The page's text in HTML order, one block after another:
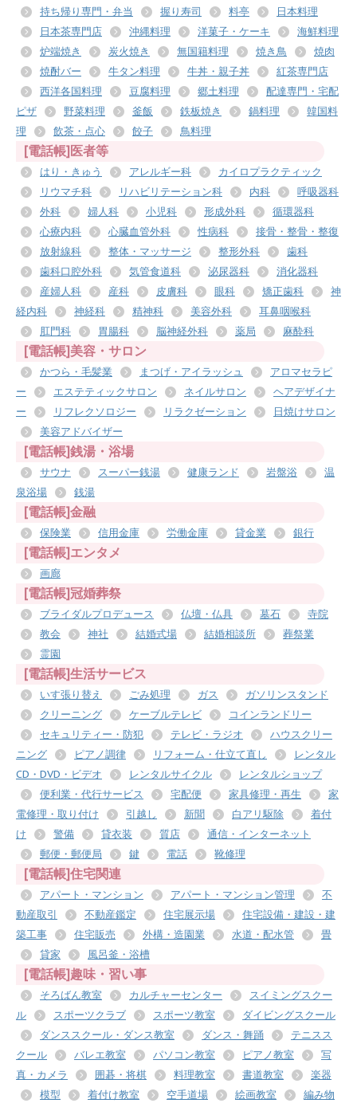
持ち帰り専門・弁当
握り寿司 料亭
日本料理
日本茶専門店
沖縄料理 洋菓子・ケーキ
海鮮料理
炉端焼き
炭火焼き 無国籍料理 焼き鳥
焼肉
焼酎バー
牛タン料理 牛丼・親子丼
紅茶専門店
西洋各国料理
豆腐料理 郷土料理
配達専門・宅配
ピザ
野菜料理 釜飯 鉄板焼き 鍋料理
韓国料
理
飲茶・点心 餃子 鳥料理
[電話帳]医者等
はり・きゅう アレルギー科
カイロプラクティック
リウマチ科
リハビリテーション科 内科
呼吸器科
外科
婦人科 小児科 形成外科
循環器科
心療内科
心臓血管外科 性病科
接骨・整骨・整復
放射線科
整体・マッサージ 整形外科
歯科
歯科口腔外科
気管食道科 泌尿器科
消化器科
産婦人科
産科 皮膚科 眼科 矯正歯科
神
経内科
神経科 精神科 美容外科
耳鼻咽喉科
肛門科
胃腸科 脳神経外科 薬局 麻酔科
[電話帳]美容・サロン
かつら・毛髪業 まつげ・アイラッシュ
アロマセラピ
ー
エステティックサロン ネイルサロン
ヘアデザイナ
ー
リフレクソロジー リラクゼーション
日焼けサロン
美容アドバイザー
[電話帳]銭湯・浴場
サウナ スーパー銭湯 健康ランド 岩盤浴
温
泉浴場
銭湯
[電話帳]金融
保険業 信用金庫 労働金庫 貸金業 銀行
[電話帳]エンタメ
画廊
[電話帳]冠婚葬祭
ブライダルプロデュース 仏壇・仏具 墓石
寺院
教会
神社 結婚式場 結婚相談所
葬祭業
霊園
[電話帳]生活サービス
いす張り替え ごみ処理 ガス
ガソリンスタンド
クリーニング
ケーブルテレビ
コインランドリー
セキュリティー・防犯
テレビ・ラジオ
ハウスクリー
ニング
ピアノ調律 リフォーム・仕立て直し
レンタル
CD・DVD・ビデオ
レンタルサイクル
レンタルショップ
便利業・代行サービス
宅配便 家具修理・再生
家
電修理・取り付け
引越し 新聞 白アリ駆除
着付
け
警備 貸衣装 質店
通信・インターネット
郵便・郵便局
鍵 電話 靴修理
[電話帳]住宅関連
アパート・マンション アパート・マンション管理
不
動産取引
不動産鑑定 住宅展示場
住宅設備・建設・建
築工事
住宅販売 外構・造園業 水道・配水管
畳
貸家
風呂釜・浴槽
[電話帳]趣味・習い事
そろばん教室 カルチャーセンター
スイミングスクー
ル
スポーツクラブ スポーツ教室
ダイビングスクール
ダンススクール・ダンス教室
ダンス・舞踊
テニスス
クール
バレエ教室 パソコン教室 ピアノ教室
写
真・カメラ
囲碁・将棋 料理教室 書道教室
楽器
模型
着付け教室 空手道場 絵画教室
編み物